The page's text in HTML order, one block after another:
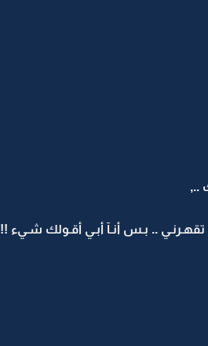
..,
.. بـس أنـآ أبـي أقـولك شـيء !!